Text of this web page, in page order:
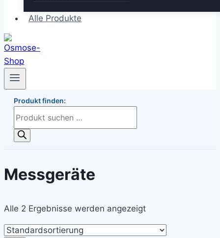
Alle Produkte
Produkt finden:
Products
Messgeräte
Alle 2 Ergebnisse werden angezeigt